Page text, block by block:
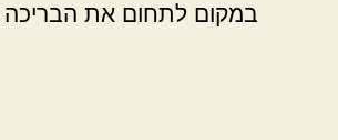
במקום לתחום את הבריכה